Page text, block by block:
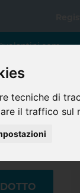
tecniche di
il traffico